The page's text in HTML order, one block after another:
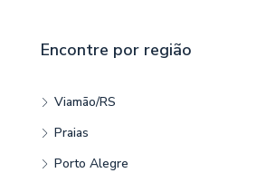
Encontre por região
Viamão/RS
Praias
Porto Alegre